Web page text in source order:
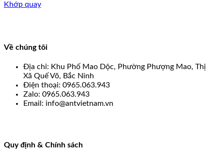
Khớp quay
Về chúng tôi
Địa chỉ: Khu Phố Mao Dộc, Phường Phượng Mao, Thị
Xã Quế Võ, Bắc Ninh
Điện thoại: 0965.063.943
Zalo: 0965.063.943
Email: info@antvietnam.vn
Quy định & Chính sách